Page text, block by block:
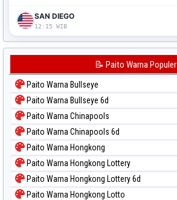
SAN DIEGO
12:15 WIB
📝 Paito Warna Populer
Paito Warna Bullseye
Paito Warna Bullseye 6d
Paito Warna Chinapools
Paito Warna Chinapools 6d
Paito Warna Hongkong
Paito Warna Hongkong Lottery
Paito Warna Hongkong Lottery 6d
Paito Warna Hongkong Lotto